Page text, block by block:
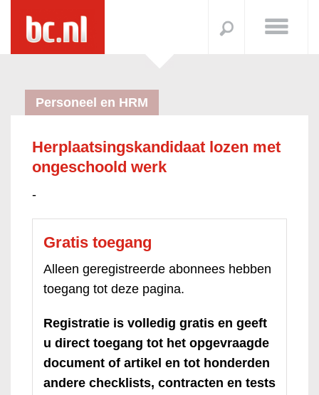
Personeel en HRM
Herplaatsingskandidaat lozen met
ongeschoold werk
-
Gratis toegang
Alleen geregistreerde abonnees hebben
toegang tot deze pagina.
Registratie is volledig gratis en geeft
u direct toegang tot het opgevraagde
document of artikel en tot honderden
andere checklists, contracten en tests